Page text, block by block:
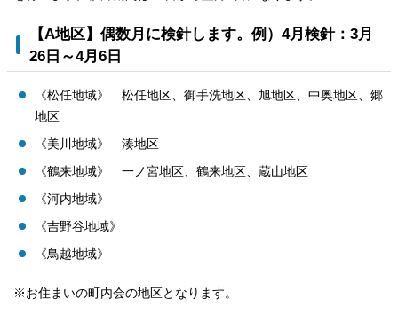
【A地区】偶数月に検針します。例）4月検針：3月
26日～4月6日
《松任地域》 松任地区、御手洗地区、旭地区、中奥地区、郷
地区
《美川地域》 湊地区
《鶴来地域》 一ノ宮地区、鶴来地区、蔵山地区
《河内地域》
《吉野谷地域》
《鳥越地域》
※お住まいの町内会の地区となります。